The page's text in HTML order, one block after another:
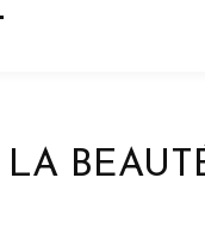
LA